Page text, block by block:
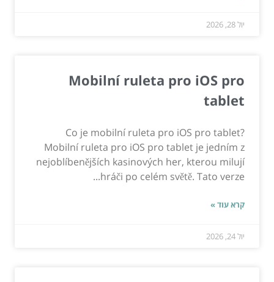
יול 28, 2026
Mobilní ruleta pro iOS pro
tablet
Co je mobilní ruleta pro iOS pro tablet?
Mobilní ruleta pro iOS pro tablet je jedním z
nejoblíbenějších kasinových her, kterou milují
hráči po celém světě. Tato verze...
קרא עוד »
יול 24, 2026